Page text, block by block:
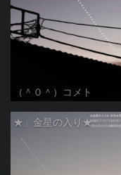
（＾０＾）コメト
★」金星の入り★